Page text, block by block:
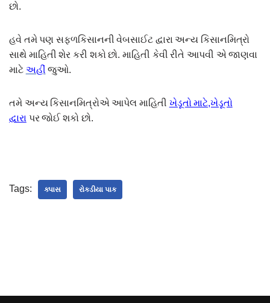
છો.
હવે તમે પણ સફળકિસાનની વેબસાઈટ દ્વારા અન્ય કિસાનમિત્રો
સાથે માહિતી શેર કરી શકો છો. માહિતી કેવી રીતે આપવી એ જાણવા
માટે અહીં જુઓ.
તમે અન્ય કિસાનમિત્રોએ આપેલ માહિતી ખેડૂતો માટે,ખેડૂતો
દ્વારાપર જોઈ શકો છો.
Tags: કપાસ રોકડીયા પાક